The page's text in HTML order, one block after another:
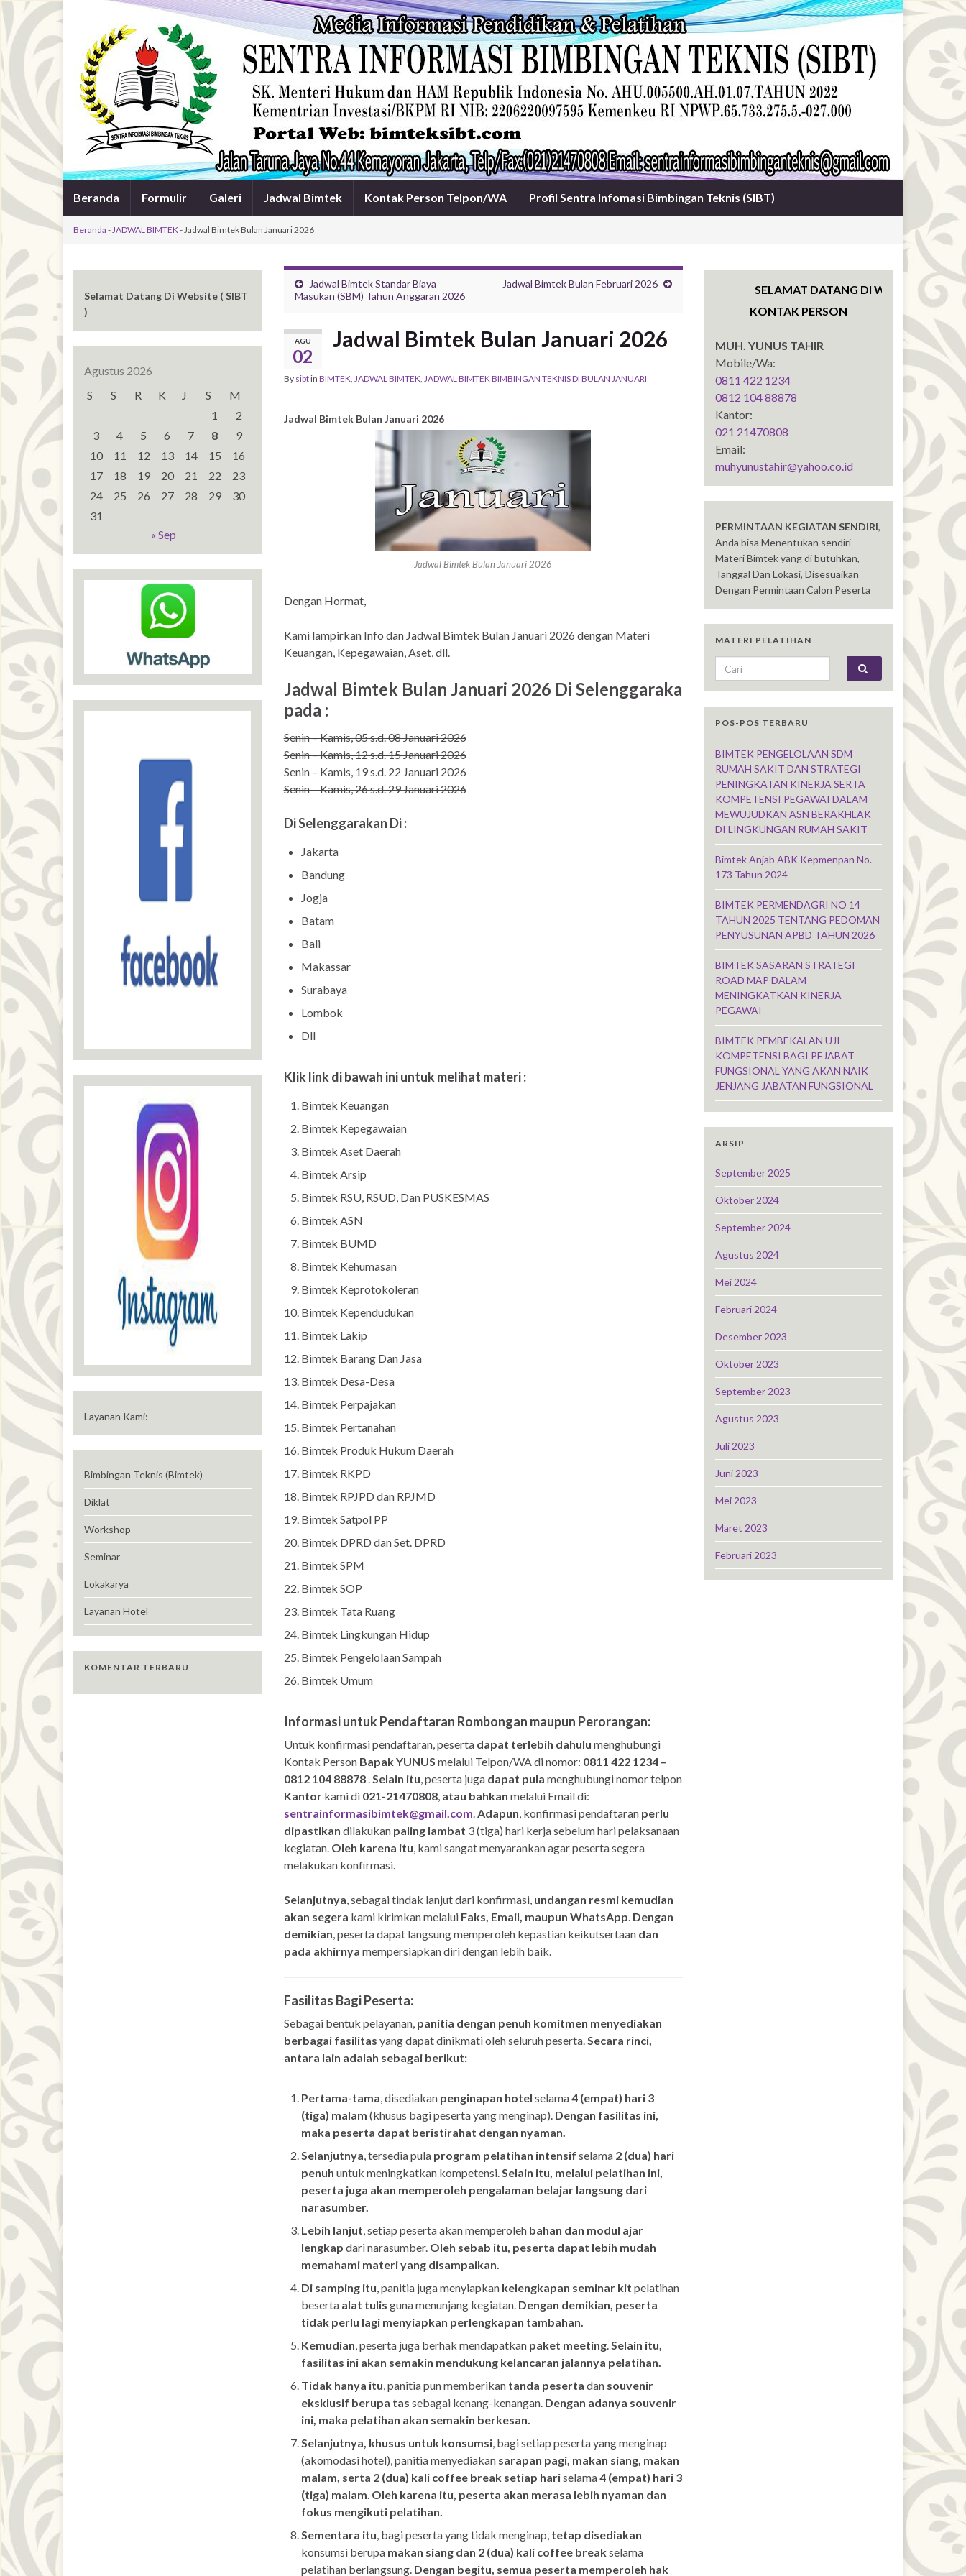
Beranda Formulir Galeri Jadwal Bimtek Kontak Person Telpon/WA Profil Sentra Infomasi Bimbingan Teknis (SIBT)
Beranda -JADWAL BIMTEK-Jadwal Bimtek Bulan Januari 2026
Jadwal Bimtek Standar Biaya
Masukan (SBM) Tahun Anggaran 2026
Jadwal Bimtek Bulan Februari 2026
AGU
02
Jadwal Bimtek Bulan Januari 2026
By sibtin BIMTEK, JADWAL BIMTEK, JADWAL BIMTEK BIMBINGAN TEKNIS DI BULAN JANUARI
Jadwal Bimtek Bulan Januari 2026
Jadwal Bimtek Bulan Januari 2026
Dengan Hormat,
Kami lampirkan Info dan Jadwal Bimtek Bulan Januari 2026 dengan Materi
Keuangan, Kepegawaian, Aset, dll.
Jadwal Bimtek Bulan Januari 2026 Di Selenggaraka
pada :
Senin – Kamis, 05 s.d. 08 Januari 2026
Senin – Kamis, 12 s.d. 15 Januari 2026
Senin – Kamis, 19 s.d. 22 Januari 2026
Senin – Kamis, 26 s.d. 29 Januari 2026
Di Selenggarakan Di :
Jakarta
Bandung
Jogja
Batam
Bali
Makassar
Surabaya
Lombok
Dll
Klik link di bawah ini untuk melihat materi :
Bimtek Keuangan
Bimtek Kepegawaian
Bimtek Aset Daerah
Bimtek Arsip
Bimtek RSU, RSUD, Dan PUSKESMAS
Bimtek ASN
Bimtek BUMD
Bimtek Kehumasan
Bimtek Keprotokoleran
Bimtek Kependudukan
Bimtek Lakip
Bimtek Barang Dan Jasa
Bimtek Desa-Desa
Bimtek Perpajakan
Bimtek Pertanahan
Bimtek Produk Hukum Daerah
Bimtek RKPD
Bimtek RPJPD dan RPJMD
Bimtek Satpol PP
Bimtek DPRD dan Set. DPRD
Bimtek SPM
Bimtek SOP
Bimtek Tata Ruang
Bimtek Lingkungan Hidup
Bimtek Pengelolaan Sampah
Bimtek Umum
Informasi untuk Pendaftaran Rombongan maupun Perorangan:
Untuk konfirmasi pendaftaran, peserta dapat terlebih dahulu menghubungi
Kontak Person Bapak YUNUS melalui Telpon/WA di nomor: 0811 422 1234 –
0812 104 88878 .Selain itu, peserta juga dapat pula menghubungi nomor telpon
Kantorkami di 021-21470808, atau bahkan melalui Email di:
sentrainformasibimtek@gmail.com.Adapun, konfirmasi pendaftaran perlu
dipastikan dilakukan paling lambat 3 (tiga) hari kerja sebelum hari pelaksanaan
kegiatan. Oleh karena itu, kami sangat menyarankan agar peserta segera
melakukan konfirmasi.
Selanjutnya, sebagai tindak lanjut dari konfirmasi, undangan resmi kemudian
akan segera kami kirimkan melalui Faks, Email, maupun WhatsApp. Dengan
demikian, peserta dapat langsung memperoleh kepastian keikutsertaan dan
pada akhirnya mempersiapkan diri dengan lebih baik.
Fasilitas Bagi Peserta:
Sebagai bentuk pelayanan, panitia dengan penuh komitmen menyediakan
berbagai fasilitas yang dapat dinikmati oleh seluruh peserta.Secara rinci,
antara lain adalah sebagai berikut:
Pertama-tama, disediakan penginapan hotel selama4 (empat) hari 3
(tiga) malam (khusus bagi peserta yang menginap). Dengan fasilitas ini,
maka peserta dapat beristirahat dengan nyaman.
Selanjutnya, tersedia pula program pelatihan intensif selama 2 (dua) hari
penuh untuk meningkatkan kompetensi.Selain itu, melalui pelatihan ini,
peserta juga akan memperoleh pengalaman belajar langsung dari
narasumber.
Lebih lanjut, setiap peserta akan memperoleh bahan dan modul ajar
lengkap dari narasumber. Oleh sebab itu, peserta dapat lebih mudah
memahami materi yang disampaikan.
Di samping itu, panitia juga menyiapkan kelengkapan seminar kit pelatihan
beserta alat tulis guna menunjang kegiatan. Dengan demikian, peserta
tidak perlu lagi menyiapkan perlengkapan tambahan.
Kemudian, peserta juga berhak mendapatkan paket meeting.Selain itu,
fasilitas ini akan semakin mendukung kelancaran jalannya pelatihan.
Tidak hanya itu, panitia pun memberikan tanda peserta dan souvenir
eksklusif berupa tas sebagai kenang-kenangan. Dengan adanya souvenir
ini, maka pelatihan akan semakin berkesan.
Selanjutnya, khusus untuk konsumsi, bagi setiap peserta yang menginap
(akomodasi hotel), panitia menyediakan sarapan pagi, makan siang, makan
malam, serta 2 (dua) kali coffee break setiap hariselama4 (empat) hari 3
(tiga) malam. Oleh karena itu, peserta akan merasa lebih nyaman dan
fokus mengikuti pelatihan.
Sementara itu, bagi peserta yang tidak menginap, tetap disediakan
konsumsi berupa makan siang dan 2 (dua) kali coffee breakselama
pelatihan berlangsung. Dengan begitu, semua peserta memperoleh hak
Selamat Datang Di Website ( SIBT
)
Agustus 2026
S
S R K J S
M
1
2
3
4 5 6 7 8
9
10
11 12 13 14 15
16
17
18 19 20 21 22
23
24
25 26 27 28 29
30
31
« Sep
Layanan Kami:
Bimbingan Teknis (Bimtek)
Diklat
Workshop
Seminar
Lokakarya
Layanan Hotel
KOMENTAR TERBARU
SELAMAT DATANG DI WEBSITE SENTRA
KONTAK PERSON
MUH. YUNUS TAHIR
Mobile/Wa:
0811 422 1234
0812 104 88878
Kantor:
021 21470808
Email:
muhyunustahir@yahoo.co.id
PERMINTAAN KEGIATAN SENDIRI,
Anda bisa Menentukan sendiri
Materi Bimtek yang di butuhkan,
Tanggal Dan Lokasi, Disesuaikan
Dengan Permintaan Calon Peserta
MATERI PELATIHAN
Search for:
POS-POS TERBARU
BIMTEK PENGELOLAAN SDM
RUMAH SAKIT DAN STRATEGI
PENINGKATAN KINERJA SERTA
KOMPETENSI PEGAWAI DALAM
MEWUJUDKAN ASN BERAKHLAK
DI LINGKUNGAN RUMAH SAKIT
Bimtek Anjab ABK Kepmenpan No.
173 Tahun 2024
BIMTEK PERMENDAGRI NO 14
TAHUN 2025 TENTANG PEDOMAN
PENYUSUNAN APBD TAHUN 2026
BIMTEK SASARAN STRATEGI
ROAD MAP DALAM
MENINGKATKAN KINERJA
PEGAWAI
BIMTEK PEMBEKALAN UJI
KOMPETENSI BAGI PEJABAT
FUNGSIONAL YANG AKAN NAIK
JENJANG JABATAN FUNGSIONAL
ARSIP
September 2025
Oktober 2024
September 2024
Agustus 2024
Mei 2024
Februari 2024
Desember 2023
Oktober 2023
September 2023
Agustus 2023
Juli 2023
Juni 2023
Mei 2023
Maret 2023
Februari 2023